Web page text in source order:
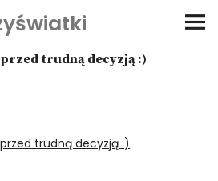
trudną decyzją :)